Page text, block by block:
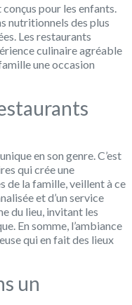
pour les enfants.
nutritionnels des plus
Les restaurants
culinaire agréable
une occasion
en son genre. C’est
qui crée une
de la famille, veillent à ce
et d’un service
du lieu, invitant les
En somme, l’ambiance
qui en fait des lieux
un